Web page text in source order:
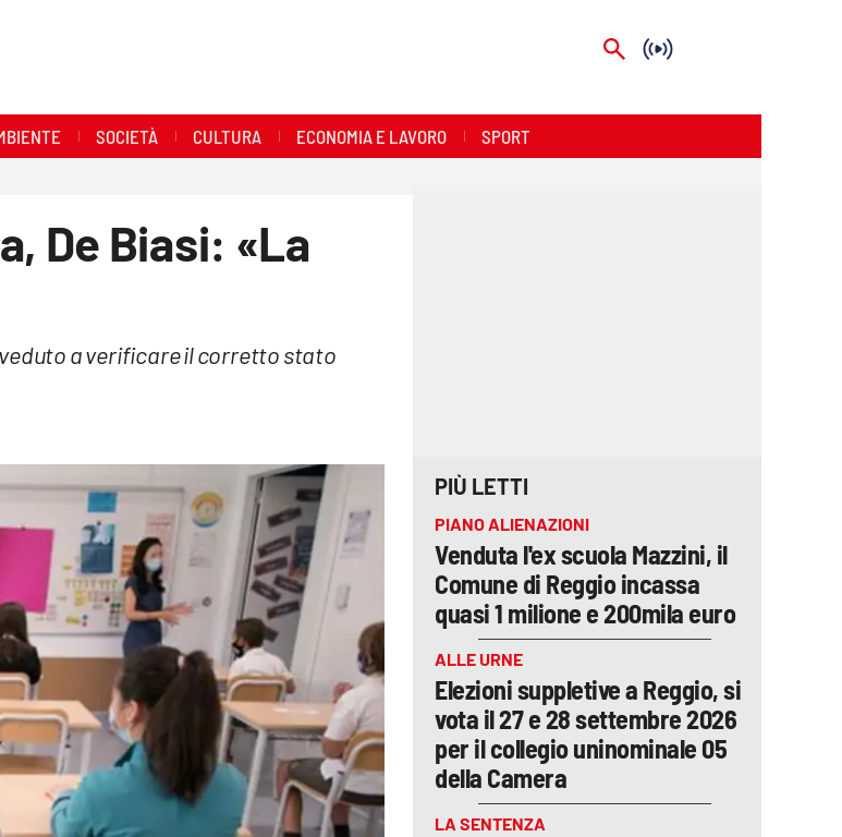
SOCIETÀ CULTURA ECONOMIA E LAVORO SPORT
De Biasi: «La
a verificare il corretto stato
PIÙ LETTI
PIANO ALIENAZIONI
Venduta l'ex scuola Mazzini, il
Comune di Reggio incassa
quasi 1 milione e 200mila euro
ALLE URNE
Elezioni suppletive a Reggio, si
vota il 27 e 28 settembre 2026
per il collegio uninominale 05
della Camera
LA SENTENZA